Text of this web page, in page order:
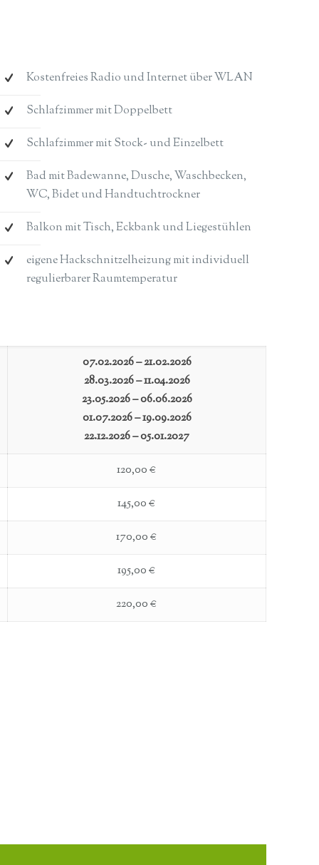
Kostenfreies Radio und Internet über WLAN
Schlafzimmer mit Doppelbett
Schlafzimmer mit Stock- und Einzelbett
Bad mit Badewanne, Dusche, Waschbecken,
WC, Bidet und Handtuchtrockner
Balkon mit Tisch, Eckbank und Liegestühlen
eigene Hackschnitzelheizung mit individuell
regulierbarer Raumtemperatur
07.02.2026 – 21.02.2026
28.03.2026 – 11.04.2026
23.05.2026 – 06.06.2026
01.07.2026 – 19.09.2026
22.12.2026 – 05.01.2027
120,00 €
145,00 €
170,00 €
195,00 €
220,00 €